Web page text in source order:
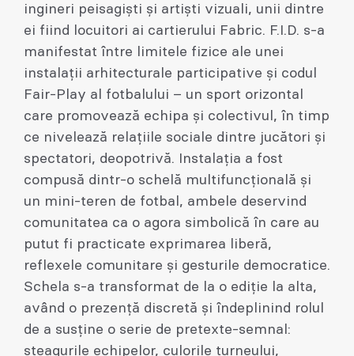
ingineri peisagiști și artiști vizuali, unii dintre
ei fiind locuitori ai cartierului Fabric. F.I.D. s-a
manifestat între limitele fizice ale unei
instalații arhitecturale participative și codul
Fair-Play al fotbalului – un sport orizontal
care promovează echipa și colectivul, în timp
ce nivelează relațiile sociale dintre jucători și
spectatori, deopotrivă. Instalația a fost
compusă dintr-o schelă multifuncțională și
un mini-teren de fotbal, ambele deservind
comunitatea ca o agora simbolică în care au
putut fi practicate exprimarea liberă,
reflexele comunitare și gesturile democratice.
Schela s-a transformat de la o ediție la alta,
având o prezență discretă și îndeplinind rolul
de a susține o serie de pretexte-semnal:
steagurile echipelor, culorile turneului,